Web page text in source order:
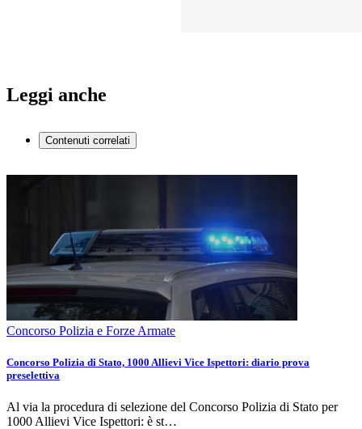
Leggi anche
Contenuti correlati
Concorso Polizia e Forze Armate
Concorso Polizia di Stato, 1000 Allievi Vice Ispettori: diario prova
preselettiva
Al via la procedura di selezione del Concorso Polizia di Stato per
1000 Allievi Vice Ispettori: è st…